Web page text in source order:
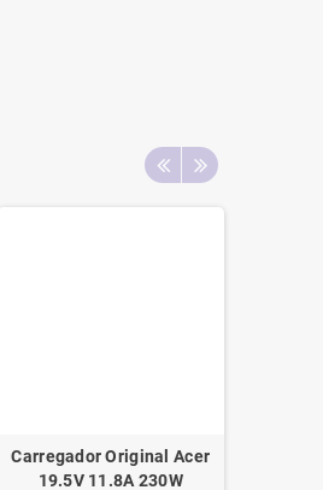
Carregador Original Acer
19.5V 11.8A 230W